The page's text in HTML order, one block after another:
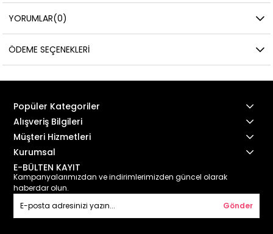
YORUMLAR(0)
ÖDEME SEÇENEKLERI
Popüler Kategoriler
Alışveriş Bilgileri
Müşteri Hizmetleri
Kurumsal
E-BÜLTEN KAYIT
Kampanyalarımızdan ve indirimlerimizden güncel olarak
haberdar olun.
Gönder